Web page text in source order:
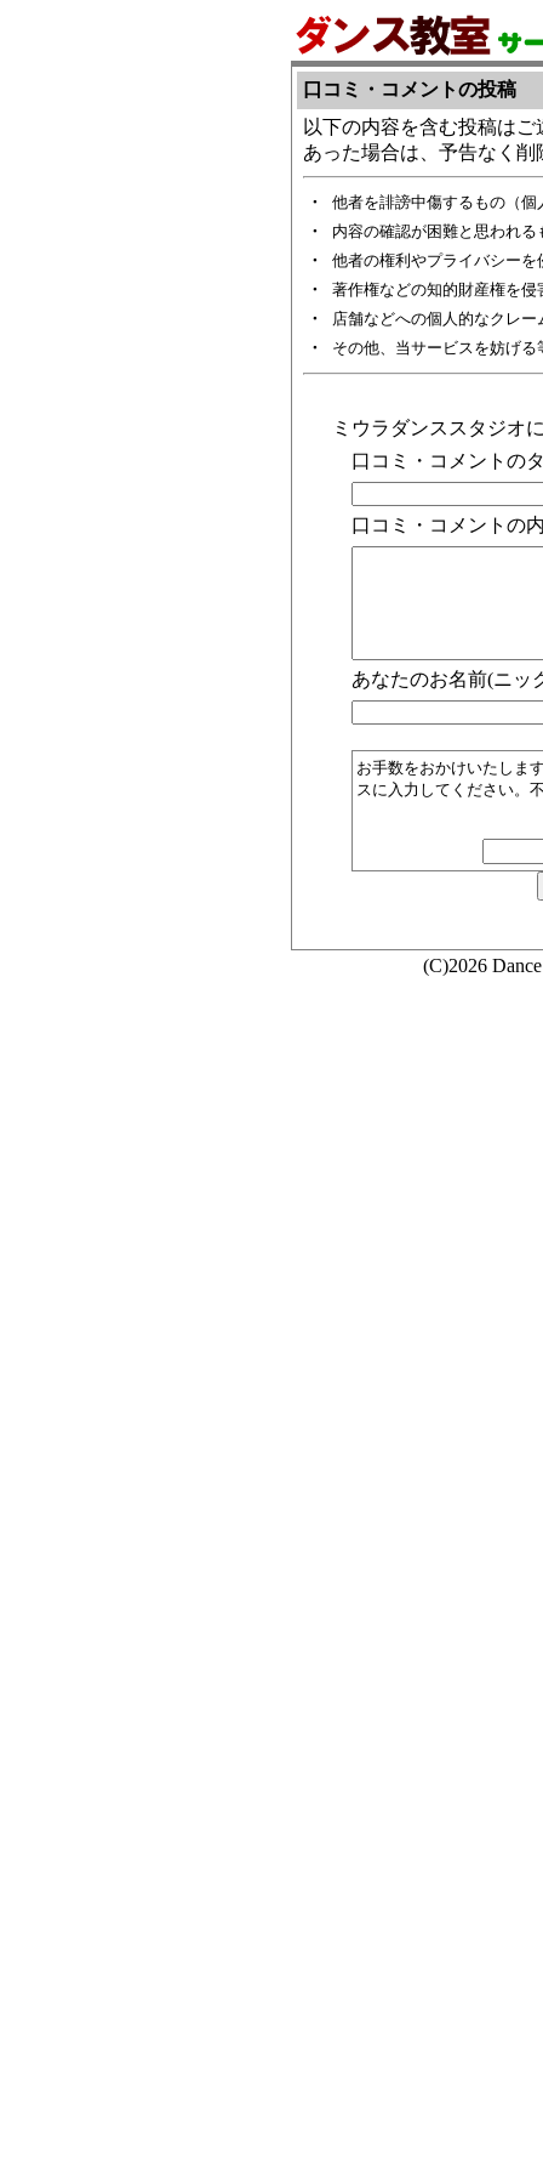
口コミ・コメントの投稿
以下の内容を含む投稿は
あった場合は、予告なく削
・
他者を誹謗中傷するもの（
・
内容の確認が困難と思われ
・
他者の権利やプライバシーを
・
著作権などの知的財産権を侵
・
店舗などへの個人的なクレ
・
その他、当サービスを妨げ
ミウラダンススタジオ
口コミ・コメントの
口コミ・コメントの
あなたのお名前(ニッ
お手数をおかけいたしま
スに入力してください。
(C)2026